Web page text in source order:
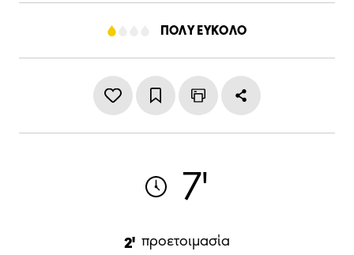
ΠΟΛΥ ΕΥΚΟΛΟ
7'
2' προετοιμασία